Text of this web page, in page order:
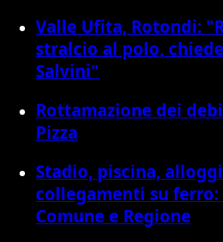
Valle Ufita, Rotondi:
stralcio al polo,
Salvini"
Rottamazione dei
Pizza
Stadio, piscina,
collegamenti su ferro:
Comune e Regione